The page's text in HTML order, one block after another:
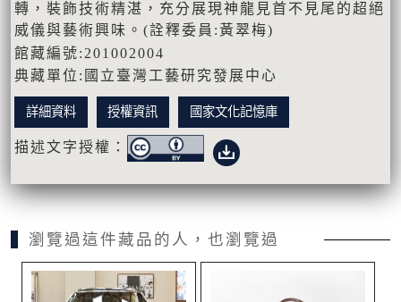
轉，裝飾技術精湛，充分展現神龍見首不見尾的超絕
威儀與藝術興味。(詮釋委員:黃翠梅)
館藏編號:201002004
典藏單位:國立臺灣工藝研究發展中心
詳細資料 授權資訊 國家文化記憶庫
描述文字授權：
瀏覽過這件藏品的人，也瀏覽過